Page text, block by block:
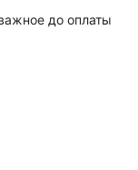
до оплаты